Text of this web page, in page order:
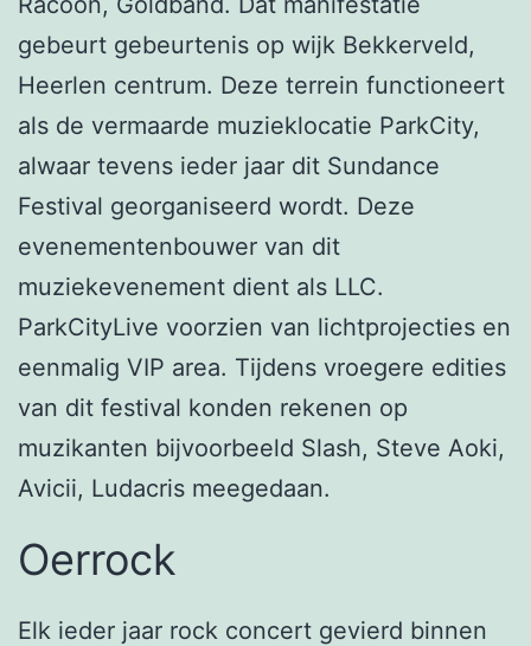
gebeurt gebeurtenis op wijk Bekkerveld,
Heerlen centrum. Deze terrein functioneert
als de vermaarde muzieklocatie ParkCity,
alwaar tevens ieder jaar dit Sundance
Festival georganiseerd wordt. Deze
evenementenbouwer van dit
muziekevenement dient als LLC.
ParkCityLive voorzien van lichtprojecties en
eenmalig VIP area. Tijdens vroegere edities
van dit festival konden rekenen op
muzikanten bijvoorbeeld Slash, Steve Aoki,
Avicii, Ludacris meegedaan.
Oerrock
Elk ieder jaar rock concert gevierd binnen